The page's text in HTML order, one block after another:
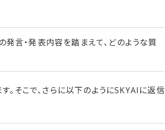
言・発表内容を踏まえて、どのような質
そこで、さらに以下のようにSKYAIに返信